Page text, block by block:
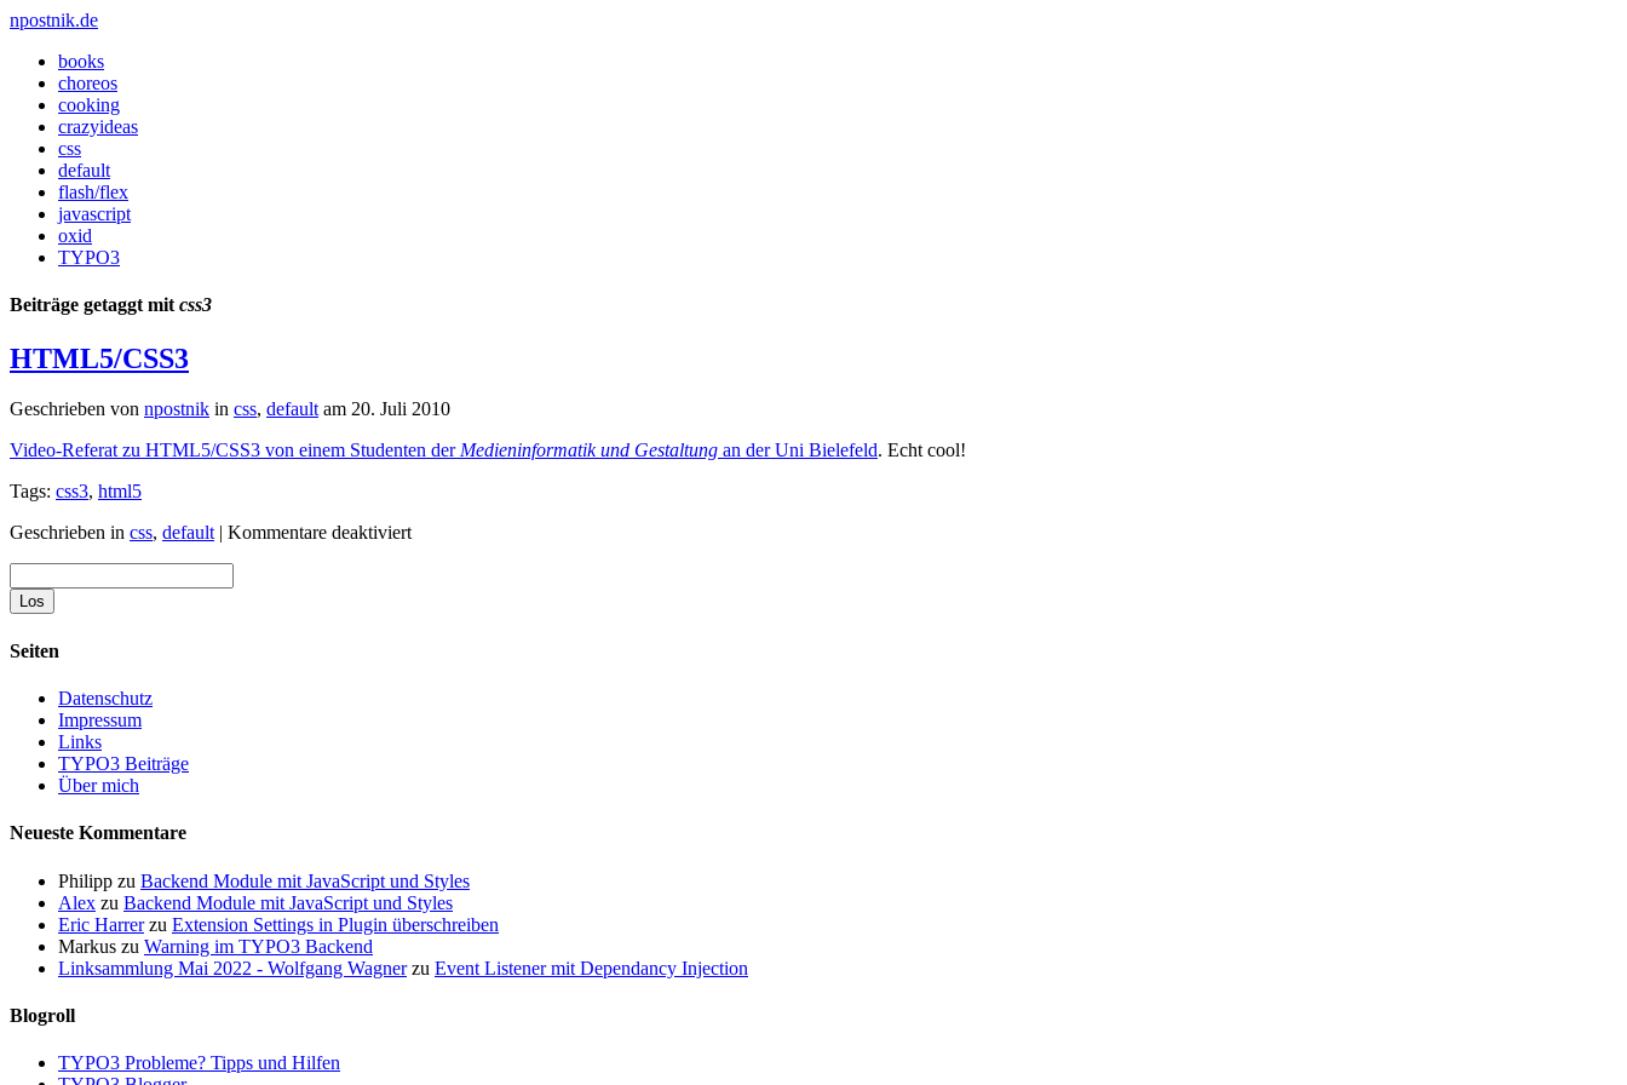
npostnik.de
books
choreos
cooking
crazyideas
css
default
flash/flex
javascript
oxid
TYPO3
Beiträge getaggt mit css3
HTML5/CSS3
Geschrieben von npostnik in css, defaultam 20. Juli 2010
Video-Referat zu HTML5/CSS3 von einem Studenten derMedieninformatik und Gestaltung an der Uni Bielefeld. Echt cool!
Tags: css3, html5
Geschrieben in css, default| Kommentare deaktiviertfür
Seiten
Datenschutz
Impressum
Links
TYPO3 Beiträge
Über mich
Neueste Kommentare
Philipp zu Backend Module mit JavaScript und Styles
Alex zu Backend Module mit JavaScript und Styles
Eric Harrerzu Extension Settings in Plugin überschreiben
Markus zu Warning im TYPO3 Backend
Linksammlung Mai 2022 - Wolfgang Wagnerzu Event Listener mit Dependancy Injection
Blogroll
TYPO3 Probleme? Tipps und Hilfen